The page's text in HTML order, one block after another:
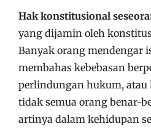
Hak konstitusional
yang dijamin oleh
Banyak orang mendengar
membahas kebebasan
perlindungan hukum, atau
tidak semua orang benar-
artinya dalam kehidupan